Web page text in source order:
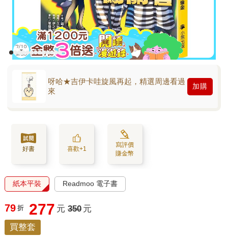
呀哈★吉伊卡哇旋風再起，精選周邊看過
來
加購
好書 喜歡+1
寫評價
賺金幣
紙本平裝 Readmoo 電子書
79 折 277 元 350 元
買整套